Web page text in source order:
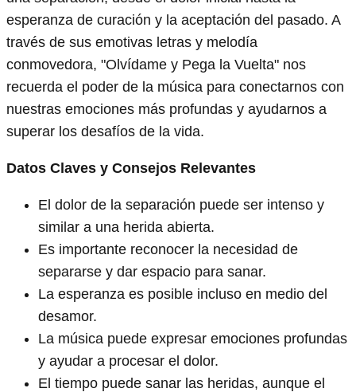
esperanza de curación y la aceptación del pasado. A
través de sus emotivas letras y melodía
conmovedora, "Olvídame y Pega la Vuelta" nos
recuerda el poder de la música para conectarnos con
nuestras emociones más profundas y ayudarnos a
superar los desafíos de la vida.
Datos Claves y Consejos Relevantes
El dolor de la separación puede ser intenso y
similar a una herida abierta.
Es importante reconocer la necesidad de
separarse y dar espacio para sanar.
La esperanza es posible incluso en medio del
desamor.
La música puede expresar emociones profundas
y ayudar a procesar el dolor.
El tiempo puede sanar las heridas, aunque el